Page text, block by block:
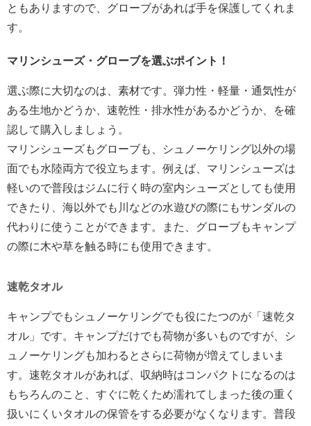
ともありますので、グローブがあれば手を保護してくれま
す。
マリンシューズ・グローブを選ぶポイント！
選ぶ際に大切なのは、素材です。弾力性・軽量・通気性が
ある生地かどうか、速乾性・排水性があるかどうか、を確
認して購入しましょう。
マリンシューズもグローブも、シュノーケリング以外の場
面でも水陸両方で役立ちます。例えば、マリンシューズは
軽いので普段はジムに行く時の室内シューズとしても使用
できたり、海以外でも川などの水遊びの際にもサンダルの
代わりに使うことができます。また、グローブもキャンプ
の際に木や草を触る時にも使用できます。
速乾タオル
キャンプでもシュノーケリングでも役にたつのが「速乾タ
オル」です。キャンプだけでも荷物が多いものですが、シ
ュノーケリングも加わるとさらに荷物が増えてしまいま
す。速乾タオルがあれば、収納時はコンパクトになるのは
もちろんのこと、すぐに乾くため濡れてしまった後の重く
扱いにくいタオルの保管をする必要がなくなります。普段